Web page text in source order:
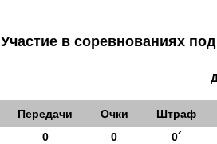
Участие в соревнованиях
Передачи Очки
Штраф
0 0 0´